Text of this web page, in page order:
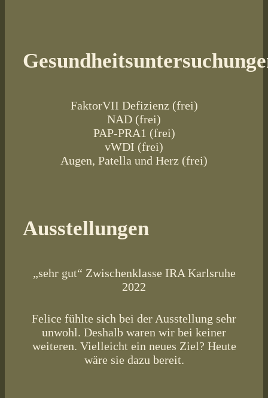
FaktorVII Defizienz (frei)
NAD (frei)
PAP-PRA1 (frei)
vWDI (frei)
Augen, Patella und Herz (frei)
Ausstellungen
„sehr gut“ Zwischenklasse IRA Karlsruhe
2022
Felice fühlte sich bei der Ausstellung sehr
unwohl. Deshalb waren wir bei keiner
weiteren. Vielleicht ein neues Ziel? Heute
wäre sie dazu bereit.